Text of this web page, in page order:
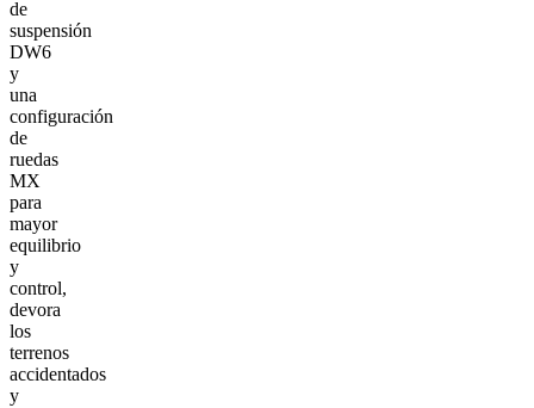
de
suspensión
DW6
y
una
configuración
de
ruedas
MX
para
mayor
equilibrio
y
control,
devora
los
terrenos
accidentados
y